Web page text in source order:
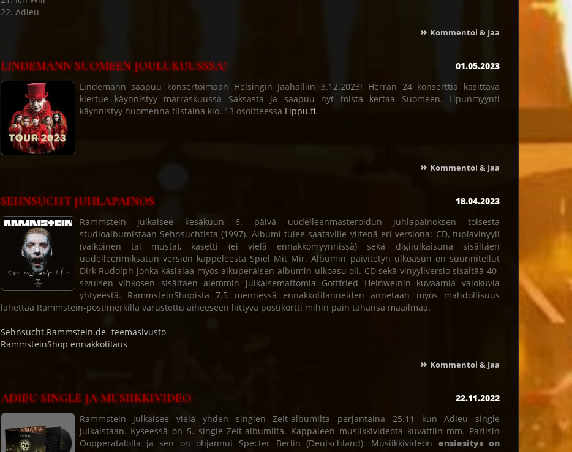
22. Adieu
» Kommentoi & Jaa
LINDEMANN SUOMEEN JOULUKUUSSSA!
01.05.2023
Lindemann saapuu konsertoimaan Helsingin Jäähalliin 3.12.2023! Herran 24 konserttia käsittävä
kiertue käynnistyy marraskuussa Saksasta ja saapuu nyt toista kertaa Suomeen. Lipunmyynti
käynnistyy huomenna tiistaina klo. 13 osoitteessa Lippu.fi.
» Kommentoi & Jaa
SEHNSUCHT JUHLAPAINOS
18.04.2023
Rammstein julkaisee kesäkuun 6. päivä uudelleenmasteroidun juhlapainoksen toisesta
studioalbumistaan Sehnsuchtista (1997). Albumi tulee saataville viitenä eri versiona: CD, tuplavinyyli
(valkoinen tai musta), kasetti (ei vielä ennakkomyynnissä) sekä digijulkaisuna sisältäen
uudelleenmiksatun version kappeleesta Spiel Mit Mir. Albumin päivitetyn ulkoasun on suunnitellut
Dirk Rudolph jonka käsialaa myös alkuperäisen albumin ulkoasu oli. CD sekä vinyyliversio sisältää 40-
sivuisen vihkosen sisältäen aiemmin julkaisemattomia Gottfried Helnweinin kuvaamia valokuvia
yhtyeestä. RammsteinShopista 7.5 mennessä ennakkotilanneiden annetaan myös mahdollisuus
lähettää Rammstein-postimerkillä varustettu aiheeseen liittyvä postikortti mihin päin tahansa maailmaa.
Sehnsucht.Rammstein.de- teemasivusto
RammsteinShop ennakkotilaus
» Kommentoi & Jaa
ADIEU SINGLE JA MUSIIKKIVIDEO
22.11.2022
Rammstein julkaisee vielä yhden singlen Zeit-albumilta perjantaina 25.11 kun Adieu single
julkaistaan. Kyseessä on 5. single Zeit-albumilta. Kappaleen musiikkivideota kuvattiin mm. Pariisin
Oopperatalolla ja sen on ohjannut Specter Berlin (Deutschland). Musiikkivideon ensiesitys on